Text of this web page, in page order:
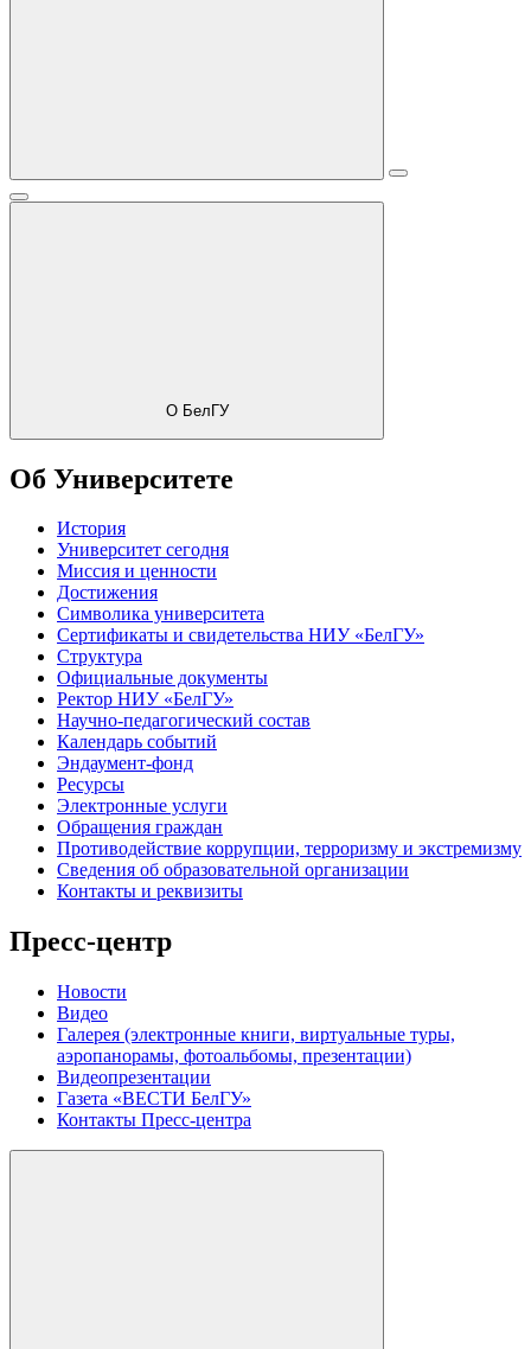
О БелГУ
Об Университете
История
Университет сегодня
Миссия и ценности
Достижения
Символика университета
Сертификаты и свидетельства НИУ «БелГУ»
Структура
Официальные документы
Ректор НИУ «БелГУ»
Научно-педагогический состав
Календарь событий
Эндаумент-фонд
Ресурсы
Электронные услуги
Обращения граждан
Противодействие коррупции, терроризму и экстремизму
Сведения об образовательной организации
Контакты и реквизиты
Пресс-центр
Новости
Видео
Галерея (электронные книги, виртуальные туры,
аэропанорамы, фотоальбомы, презентации)
Видеопрезентации
Газета «ВЕСТИ БелГУ»
Контакты Пресс-центра